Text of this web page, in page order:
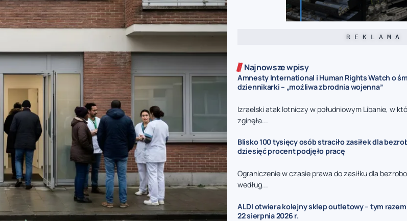
R E K L A M A
Najnowsze wpisy
Amnesty International i Human Rights Watch o
dziennikarki – „możliwa zbrodnia wojenna”
Izraelski atak lotniczy w południowym Libanie, w
zginęła...
Blisko 100 tysięcy osób straciło zasiłek dla
dziesięć procent podjęło pracę
Ograniczenie w czasie prawa do zasiłku dla
według...
ALDI otwiera kolejny sklep outletowy – tym razem
22 sierpnia 2026 r.